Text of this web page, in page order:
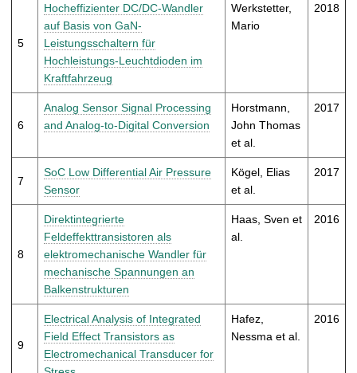
5
Hocheffizienter DC/DC-Wandler
auf Basis von GaN-
Leistungsschaltern für
Hochleistungs-Leuchtdioden im
Kraftfahrzeug
Werkstetter,
Mario
2018
6
Analog Sensor Signal Processing
and Analog-to-Digital Conversion
Horstmann,
John Thomas
et al.
2017
7
SoC Low Differential Air Pressure
Sensor
Kögel, Elias
et al.
2017
8
Direktintegrierte
Feldeffekttransistoren als
elektromechanische Wandler für
mechanische Spannungen an
Balkenstrukturen
Haas, Sven et
al.
2016
9
Electrical Analysis of Integrated
Field Effect Transistors as
Electromechanical Transducer for
Hafez,
Nessma et al.
2016